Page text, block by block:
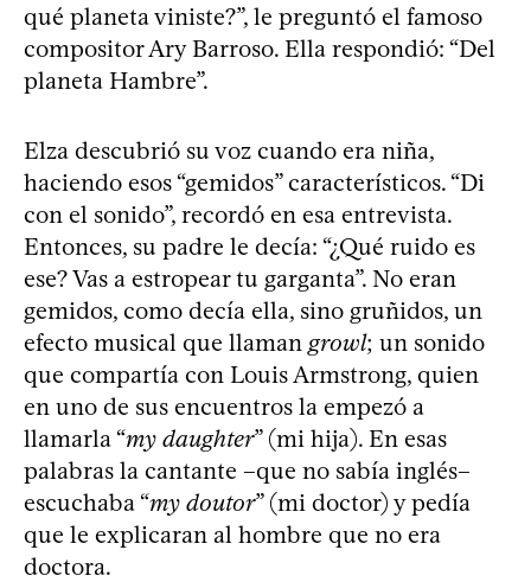
qué planeta viniste?”, le preguntó el famoso
compositor Ary Barroso. Ella respondió: “Del
planeta Hambre”.
Elza descubrió su voz cuando era niña,
haciendo esos “gemidos” característicos. “Di
con el sonido”, recordó en esa entrevista.
Entonces, su padre le decía: “¿Qué ruido es
ese? Vas a estropear tu garganta”. No eran
gemidos, como decía ella, sino gruñidos, un
efecto musical que llaman growl; un sonido
que compartía con Louis Armstrong, quien
en uno de sus encuentros la empezó a
llamarla “my daughter” (mi hija). En esas
palabras la cantante –que no sabía inglés–
escuchaba “my doutor” (mi doctor) y pedía
que le explicaran al hombre que no era
doctora.